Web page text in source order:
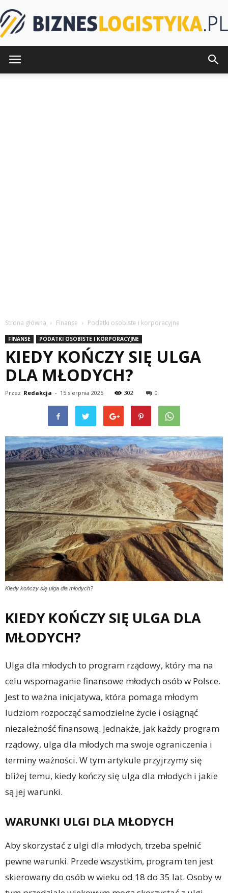
Strona główna Finanse Podatki osobiste i korporacyjne
FINANSE PODATKI OSOBISTE I KORPORACYJNE
KIEDY KOŃCZY SIĘ ULGA
DLA MŁODYCH?
Przez Redakcja - 15 sierpnia 2025 302 0
Kiedy kończy się ulga dla młodych?
KIEDY KOŃCZY SIĘ ULGA DLA
MŁODYCH?
Ulga dla młodych to program rządowy, który ma na
celu wspomaganie finansowe młodych osób w Polsce.
Jest to ważna inicjatywa, która pomaga młodym
ludziom rozpocząć samodzielne życie i osiągnąć
niezależność finansową. Jednakże, jak każdy program
rządowy, ulga dla młodych ma swoje ograniczenia i
terminy ważności. W tym artykule przyjrzymy się
bliżej temu, kiedy kończy się ulga dla młodych i jakie
są jej warunki.
WARUNKI ULGI DLA MŁODYCH
Aby skorzystać z ulgi dla młodych, trzeba spełnić
pewne warunki. Przede wszystkim, program ten jest
skierowany do osób w wieku od 18 do 35 lat. Osoby w